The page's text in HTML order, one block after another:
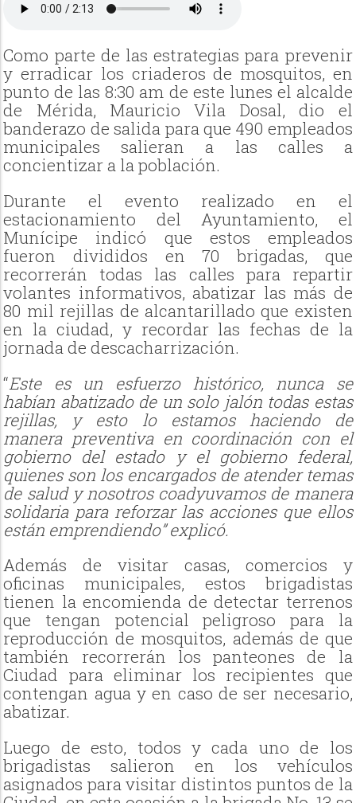
Como parte de las estrategias para prevenir
y erradicar los criaderos de mosquitos, en
punto de las 8:30 am de este lunes el alcalde
de Mérida, Mauricio Vila Dosal, dio el
banderazo de salida para que 490 empleados
municipales salieran a las calles a
concientizar a la población.
Durante el evento realizado en el
estacionamiento del Ayuntamiento, el
Munícipe indicó que estos empleados
fueron divididos en 70 brigadas, que
recorrerán todas las calles para repartir
volantes informativos, abatizar las más de
80 mil rejillas de alcantarillado que existen
en la ciudad, y recordar las fechas de la
jornada de descacharrización.
“Este es un esfuerzo histórico, nunca se
habían abatizado de un solo jalón todas estas
rejillas, y esto lo estamos haciendo de
manera preventiva en coordinación con el
gobierno del estado y el gobierno federal,
quienes son los encargados de atender temas
de salud y nosotros coadyuvamos de manera
solidaria para reforzar las acciones que ellos
están emprendiendo” explicó.
Además de visitar casas, comercios y
oficinas municipales, estos brigadistas
tienen la encomienda de detectar terrenos
que tengan potencial peligroso para la
reproducción de mosquitos, además de que
también recorrerán los panteones de la
Ciudad para eliminar los recipientes que
contengan agua y en caso de ser necesario,
abatizar.
Luego de esto, todos y cada uno de los
brigadistas salieron en los vehículos
asignados para visitar distintos puntos de la